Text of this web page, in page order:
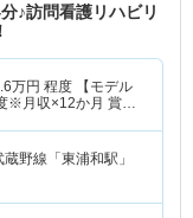
♪訪問看護リハビリ
万円 程度 【モデル
※月収×12か月 賞与
蔵野線「東浦和駅」